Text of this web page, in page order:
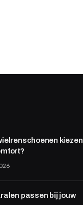
kiezen
passen bij jouw